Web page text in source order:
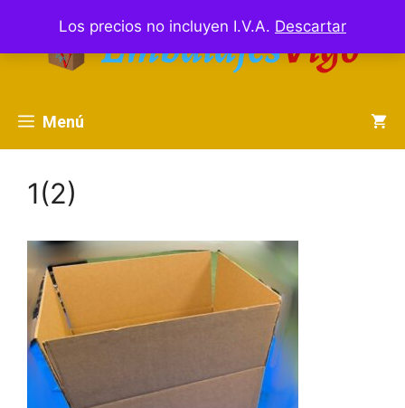
Los precios no incluyen I.V.A. Descartar
contenido
Menú
1(2)